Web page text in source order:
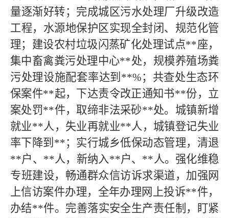
量逐渐好转；完成城区污水处理厂升级改造
工程，水源地保护区实现全封闭、规范化管
理；建设农村垃圾闪蒸矿化处理试点**座，
集中畜禽粪污处理中心**处，规模养殖场粪
污处理设施配套率达到 **%；共查处生态环
保案件**起，下达责令改正通知书**份，立
案处罚**件，取缔非法采砂**处。城镇新增
就业**人，失业再就业**人，城镇登记失业
率下降到 **；实行城乡低保动态管理，清退
**户、 **人，新纳入**户、 **人。强化维稳
专班建设，畅通群众信访诉求渠道，加强网
上信访案件办理，全年办理网上投诉**件，
办结**件。完善落实安全生产责任制，盯紧